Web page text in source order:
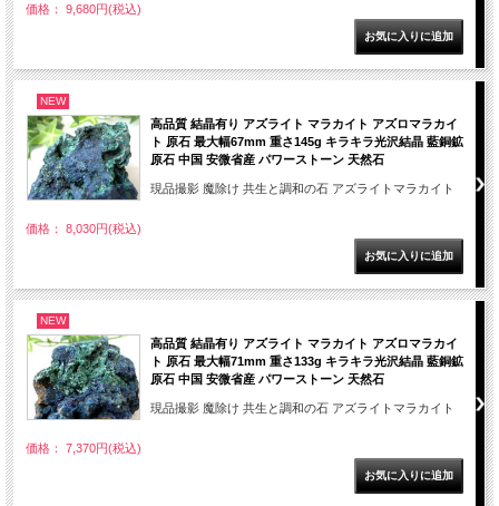
価格： 9,680円(税込)
NEW
高品質 結晶有り アズライト マラカイト アズロマラカイ
ト 原石 最大幅67mm 重さ145g キラキラ光沢結晶 藍銅鉱
原石 中国 安微省産 パワーストーン 天然石
現品撮影 魔除け 共生と調和の石 アズライトマラカイト
価格： 8,030円(税込)
NEW
高品質 結晶有り アズライト マラカイト アズロマラカイ
ト 原石 最大幅71mm 重さ133g キラキラ光沢結晶 藍銅鉱
原石 中国 安微省産 パワーストーン 天然石
現品撮影 魔除け 共生と調和の石 アズライトマラカイト
価格： 7,370円(税込)